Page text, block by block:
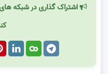
اشتراک گذاری در شبکه